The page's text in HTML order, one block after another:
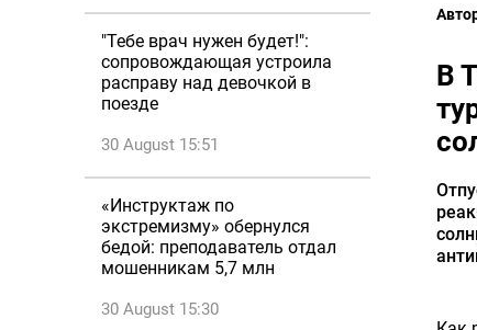
"Тебе врач нужен будет!":
сопровождающая устроила
расправу над девочкой в
поезде
30 August 15:51
«Инструктаж по
экстремизму» обернулся
бедой: преподаватель отдал
мошенникам 5,7 млн
30 August 15:30
В